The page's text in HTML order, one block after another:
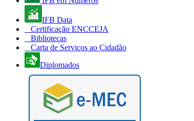
IFB Data
Certificação ENCCEJA
Bibliotecas
Carta de Serviços ao Cidadão
Diplomados